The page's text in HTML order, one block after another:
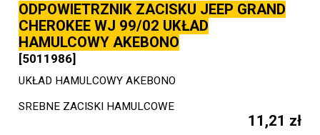
ODPOWIETRZNIK ZACISKU JEEP GRAND
CHEROKEE WJ 99/02 UKŁAD
HAMULCOWY AKEBONO
[5011986]
UKŁAD HAMULCOWY AKEBONO
SREBNE ZACISKI HAMULCOWE
11,21 zł